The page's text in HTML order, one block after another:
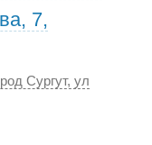
7,
Сургут, ул